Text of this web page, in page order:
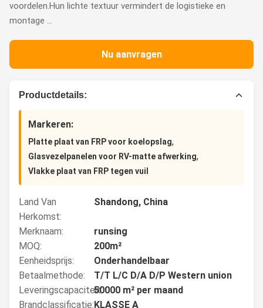
voordelen.Hun lichte textuur vermindert de logistieke en
montage ...
Nu aanvragen
Productdetails:
Markeren:
Platte plaat van FRP voor koelopslag,
Glasvezelpanelen voor RV-matte afwerking,
Vlakke plaat van FRP tegen vuil
Land Van
Herkomst:
Shandong, China
Merknaam:
runsing
MOQ:
200m²
Eenheidsprijs:
Onderhandelbaar
Betaalmethode:
T/T L/C D/A D/P Western union
Leveringscapaciteit:50000 m² per maand
Brandclassificatie:KLASSE A